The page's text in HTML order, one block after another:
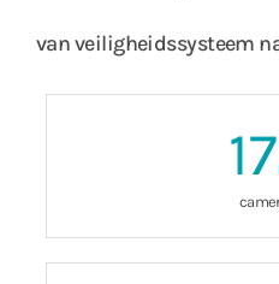
van veiligheidssysteem